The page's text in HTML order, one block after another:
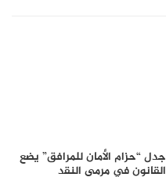
جدل “حزام الأمان للمرافق” يضع
القانون في مرمى النقد